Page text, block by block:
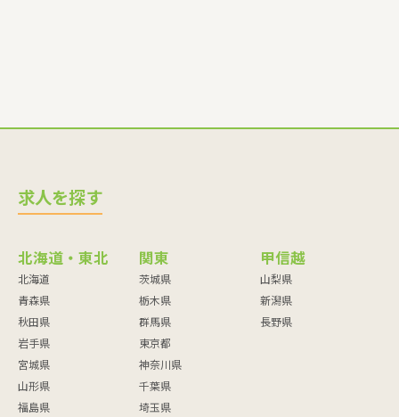
求人を探す
北海道・東北
北海道
青森県
秋田県
岩手県
宮城県
山形県
福島県
関東
茨城県
栃木県
群馬県
東京都
神奈川県
千葉県
埼玉県
甲信越
山梨県
新潟県
長野県